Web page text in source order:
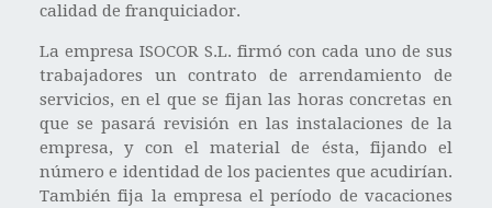
calidad de franquiciador.
La empresa ISOCOR S.L. firmó con cada uno de sus
trabajadores un contrato de arrendamiento de
servicios, en el que se fijan las horas concretas en
que se pasará revisión en las instalaciones de la
empresa, y con el material de ésta, fijando el
número e identidad de los pacientes que acudirían.
También fija la empresa el período de vacaciones